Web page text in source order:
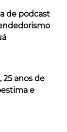
de podcast
25 anos de
e